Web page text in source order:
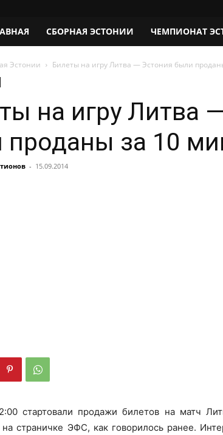
СБОРНАЯ ЭСТОНИИ ЧЕМПИОНАТ
Эстонии Билеты на игру Литва — Эстония были
на игру Литва
проданы за 10
- 15.09.2014
стартовали продажи билетов на матч
страничке ЭФС, как говорилось ранее.